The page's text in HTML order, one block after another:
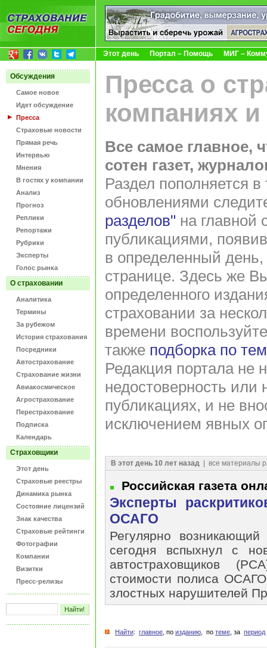
Этот день Портал – Помощь МИГ –
Обсуждения
Самое новое
Идет обсуждение
Пресса
Страховые новости
Прямая речь
Интервью
Мнения
В гостях у компании
Анализ
Прогноз
Реплики
Репортажи
Рубрики
Эксперты
Голос рынка
О страховании
Аналитика
Термины
За рубежом
История страхования
Посредники
Автострахование
Страхование жизни
Авиакосмическое
Агрострахование
Перестрахование
Подписка
Календарь
Страховщики
Этот день
Страховые реестры
Динамика рынка
Состояние лицензий
Знак качества
Страховые рейтинги
Фотографии
Компании
Визитки
Пресс-релизы
Пресса о
компаниях
Все самое главное,
сотен газет,
Раздел пополняется
обновлениями
разделов" на главной
публикациями,
в определенный
странице. Здесь же
определенного
страховании за
времени
также подборка по
Редакция портала не
недостоверность
публикациях, и не
исключением явных
В этот день 10 лет назад | все материалы
Российская газета
Эксперты
ОСАГО
Регулярно
сегодня вспыхнул с
автостраховщиков
стоимости полиса
злостных нарушителей
Найти: главное , по изданию , по теме , за период